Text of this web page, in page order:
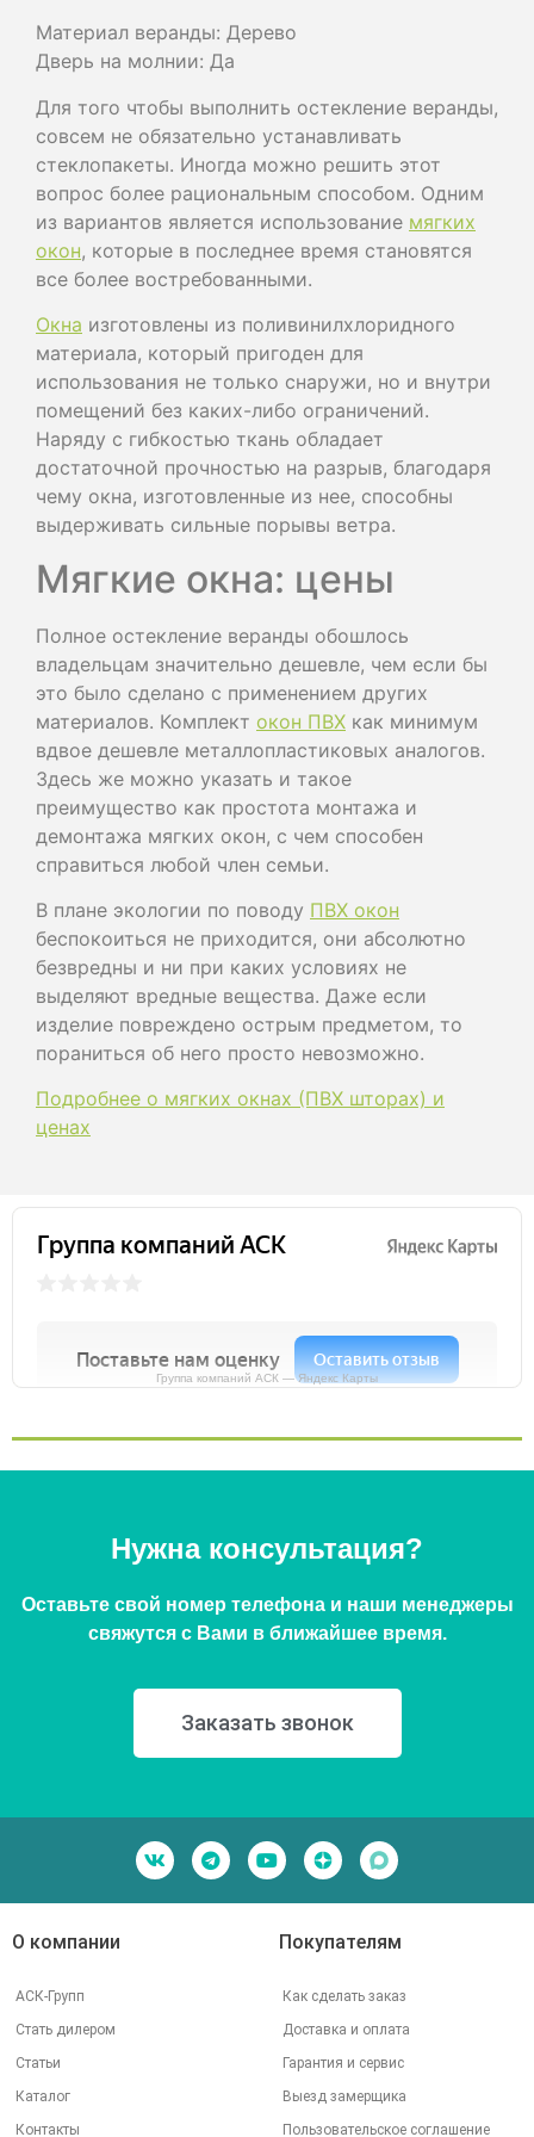
Материал веранды: Дерево
Дверь на молнии: Да
Для того чтобы выполнить остекление веранды,
совсем не обязательно устанавливать
стеклопакеты. Иногда можно решить этот
вопрос более рациональным способом. Одним
из вариантов является использование мягких
окон, которые в последнее время становятся
все более востребованными.
Окна изготовлены из поливинилхлоридного
материала, который пригоден для
использования не только снаружи, но и внутри
помещений без каких-либо ограничений.
Наряду с гибкостью ткань обладает
достаточной прочностью на разрыв, благодаря
чему окна, изготовленные из нее, способны
выдерживать сильные порывы ветра.
Мягкие окна: цены
Полное остекление веранды обошлось
владельцам значительно дешевле, чем если бы
это было сделано с применением других
материалов. Комплект окон ПВХ как минимум
вдвое дешевле металлопластиковых аналогов.
Здесь же можно указать и такое
преимущество как простота монтажа и
демонтажа мягких окон, с чем способен
справиться любой член семьи.
В плане экологии по поводу ПВХ окон
беспокоиться не приходится, они абсолютно
безвредны и ни при каких условиях не
выделяют вредные вещества. Даже если
изделие повреждено острым предметом, то
пораниться об него просто невозможно.
Подробнее о мягких окнах (ПВХ шторах) и
ценах
Группа компаний АСК — Яндекс Карты
Нужна консультация?
Оставьте свой номер телефона и наши менеджеры
свяжутся с Вами в ближайшее время.
Заказать звонок
О компании
АСК-Групп
Стать дилером
Статьи
Каталог
Контакты
Покупателям
Как сделать заказ
Доставка и оплата
Гарантия и сервис
Выезд замерщика
Пользовательское соглашение